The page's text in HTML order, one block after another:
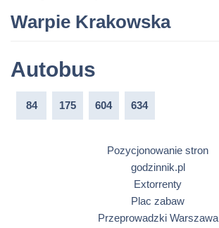
Warpie Krakowska
Autobus
84 175 604 634
Pozycjonowanie stron
godzinnik.pl
Extorrenty
Plac zabaw
Przeprowadzki Warszawa